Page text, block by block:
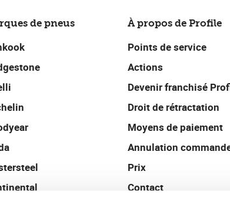
de pneus À propos de Profile
Points de service
Actions
Devenir franchisé
Droit de rétractation
Moyens de paiement
Annulation
Prix
Contact